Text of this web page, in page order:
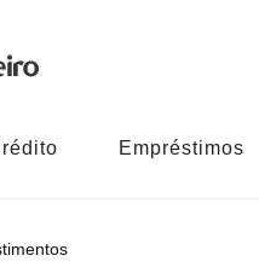
Empréstimos